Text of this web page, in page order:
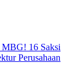
16 Saksi
Perusahaan